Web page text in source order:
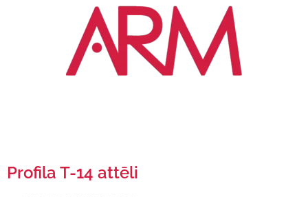
Profila T-14 attēli